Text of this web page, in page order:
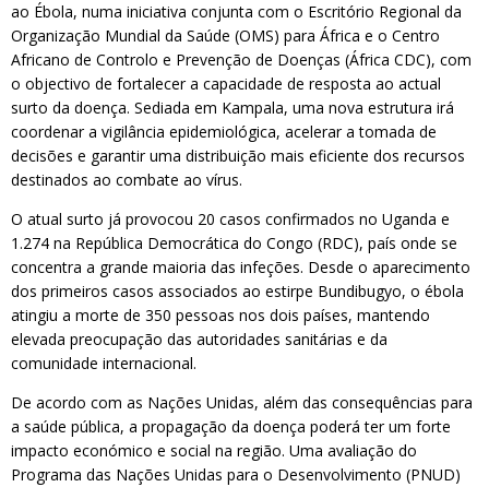
ao Ébola, numa iniciativa conjunta com o Escritório Regional da
Organização Mundial da Saúde (OMS) para África e o Centro
Africano de Controlo e Prevenção de Doenças (África CDC), com
o objectivo de fortalecer a capacidade de resposta ao actual
surto da doença. Sediada em Kampala, uma nova estrutura irá
coordenar a vigilância epidemiológica, acelerar a tomada de
decisões e garantir uma distribuição mais eficiente dos recursos
destinados ao combate ao vírus.
O atual surto já provocou 20 casos confirmados no Uganda e
1.274 na República Democrática do Congo (RDC), país onde se
concentra a grande maioria das infeções. Desde o aparecimento
dos primeiros casos associados ao estirpe Bundibugyo, o ébola
atingiu a morte de 350 pessoas nos dois países, mantendo
elevada preocupação das autoridades sanitárias e da
comunidade internacional.
De acordo com as Nações Unidas, além das consequências para
a saúde pública, a propagação da doença poderá ter um forte
impacto económico e social na região. Uma avaliação do
Programa das Nações Unidas para o Desenvolvimento (PNUD)